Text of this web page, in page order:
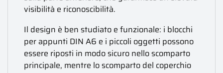
visibilità e riconoscibilità.
Il design è ben studiato e funzionale: i blocchi
per appunti DIN A6 e i piccoli oggetti possono
essere riposti in modo sicuro nello scomparto
principale, mentre lo scomparto del coperchio